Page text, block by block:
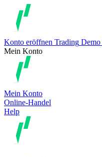
Konto eröffnen Trading Demo
Mein Konto
Mein Konto
Online-Handel
Help